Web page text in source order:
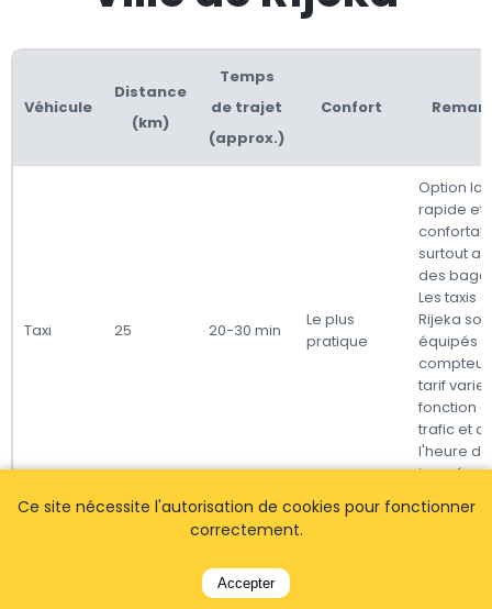
Véhicule
Distance
(km)
Temps
de trajet
(approx.)
Confort
Taxi 25 20-30 min
Le plus
pratique
Option la
rapide et
surtout
des
Les taxis
Rijeka
équipés
tarif varie
fonction
trafic et
l'heure
journée.
Les bus
Ce site nécessite l'autorisation de cookies pour fonctionner
correctement.
Accepter